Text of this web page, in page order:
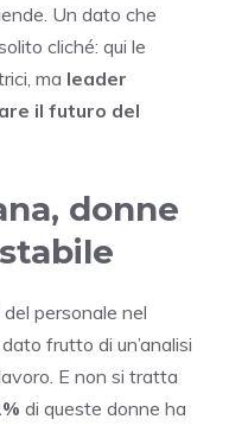
Un dato che
cliché: qui le
ma leader
il futuro del
donne
del personale nel
dato frutto di un’analisi
E non si tratta
di queste donne ha